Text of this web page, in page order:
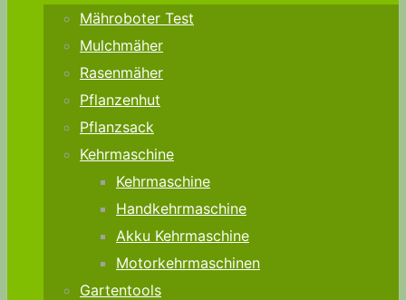
Mähroboter Test
Mulchmäher
Rasenmäher
Pflanzenhut
Pflanzsack
Kehrmaschine
Kehrmaschine
Handkehrmaschine
Akku Kehrmaschine
Motorkehrmaschinen
Gartentools